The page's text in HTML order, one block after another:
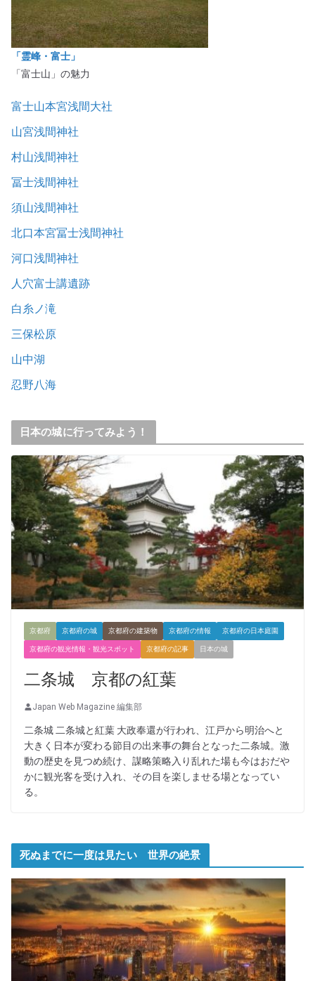
「霊峰・富士」
「富士山」の魅力
富士山本宮浅間大社
山宮浅間神社
村山浅間神社
冨士浅間神社
須山浅間神社
北口本宮冨士浅間神社
河口浅間神社
人穴富士講遺跡
白糸ノ滝
三保松原
山中湖
忍野八海
日本の城に行ってみよう！
京都府 京都府の城 京都府の建築物 京都府の情報 京都府の日本庭園
京都府の観光情報・観光スポット 京都府の記事 日本の城
二条城 京都の紅葉
Japan Web Magazine 編集部
二条城 二条城と紅葉 大政奉還が行われ、江戸から明治へと
大きく日本が変わる節目の出来事の舞台となった二条城。激
動の歴史を見つめ続け、謀略策略入り乱れた場も今はおだや
かに観光客を受け入れ、その目を楽しませる場となってい
る。
死ぬまでに一度は見たい 世界の絶景